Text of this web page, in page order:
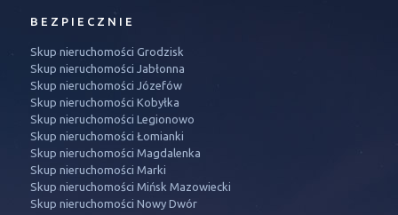
BEZPIECZNIE
Skup nieruchomości Grodzisk
Skup nieruchomości Jabłonna
Skup nieruchomości Józefów
Skup nieruchomości Kobyłka
Skup nieruchomości Legionowo
Skup nieruchomości Łomianki
Skup nieruchomości Magdalenka
Skup nieruchomości Marki
Skup nieruchomości Mińsk Mazowiecki
Skup nieruchomości Nowy Dwór